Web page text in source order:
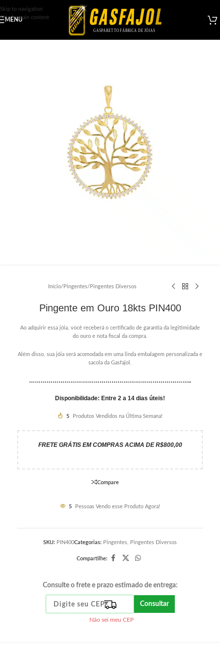
Skip to navigation
Skip to main content
MENU
Início/ Pingentes/ Pingentes Diversos
Pingente em Ouro 18kts PIN400
Ao adquirir essa jóia, você receberá o certificado de garantia da legitimidade
do ouro e nota fiscal da compra.
Além disso, sua jóia será acomodada em uma linda embalagem personalizada e
sacola da Gasfajol.
………………………………………………………………………..
Disponibilidade: Entre 2 a 14 dias úteis!
5 Produtos Vendidos na Última Semana!
FRETE GRÁTIS EM COMPRAS ACIMA DE R$800,00
Compare
5 Pessoas Vendo esse Produto Agora!
SKU: PIN400Categorias: Pingentes, Pingentes Diversos
Compartilhe:
Consulte o frete e prazo estimado de entrega:
Consultar
Não sei meu CEP